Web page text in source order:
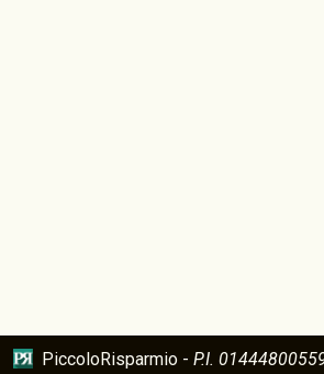
PiccoloRisparmio - P.I.